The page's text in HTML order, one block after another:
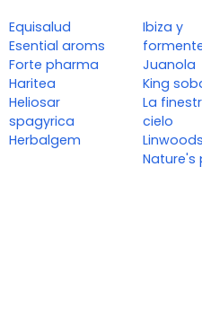
Equisalud
Esential aroms
Forte pharma
Haritea
Heliosar
spagyrica
Herbalgem
Ibiza y
Juanola
King
La
cielo
Linwoods
Nature's